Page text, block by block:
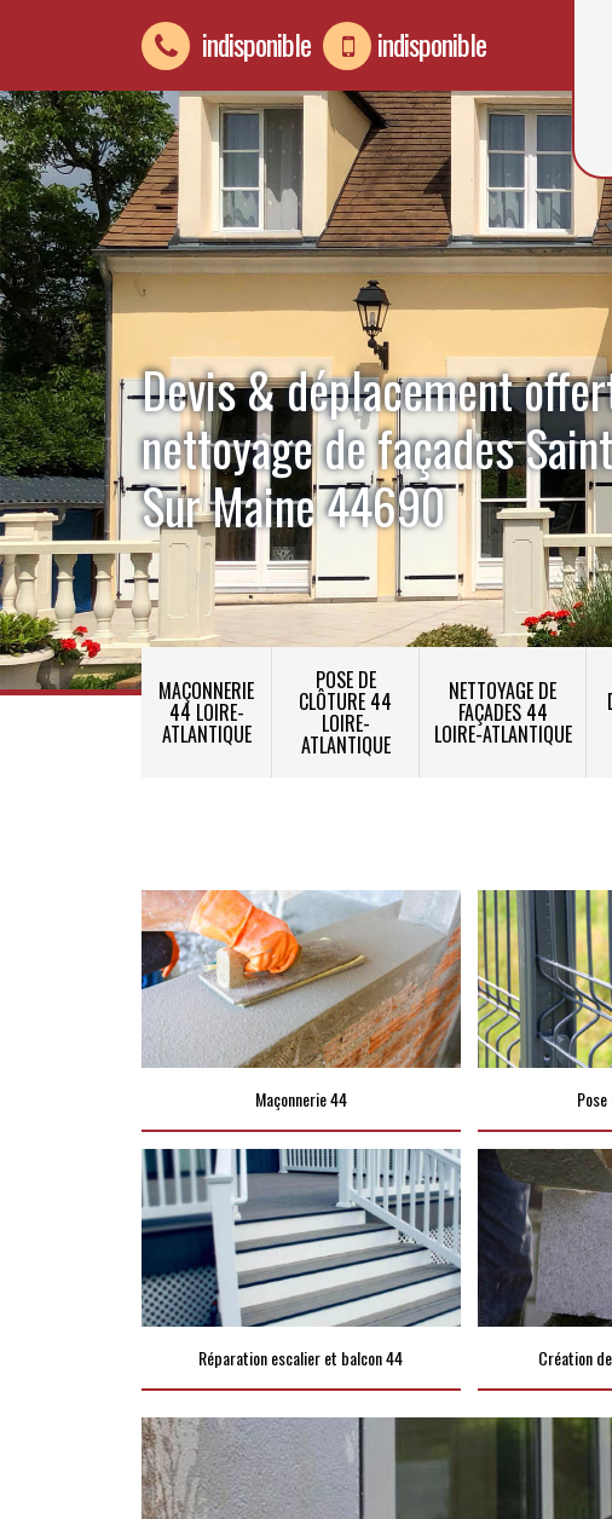
indisponible indisponible
Devis & déplacement
nettoyage de façades
Sur Maine 44690
MAÇONNERIE
44 LOIRE-
ATLANTIQUE
POSE DE
CLÔTURE 44
LOIRE-
ATLANTIQUE
NETTOYAGE DE
FAÇADES 44
LOIRE-ATLANTIQUE
Maçonnerie 44
Réparation escalier et balcon 44 Création